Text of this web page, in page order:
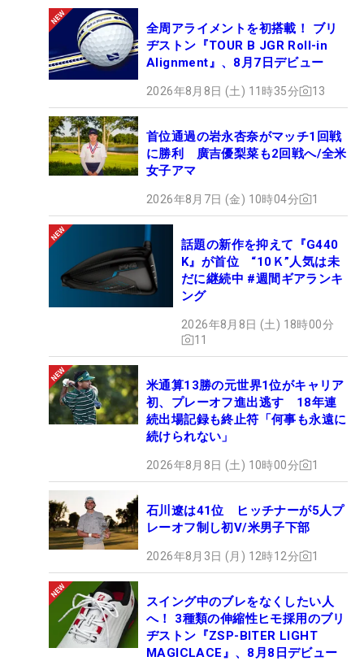
全周アライメントを初搭載！ ブリ
ヂストン『TOUR B JGR Roll-in
Alignment』、8月7日デビュー
2026年8月8日 (土) 11時35分 13
首位通過の岩永杏奈がマッチ1回戦
に勝利 廣吉優梨菜も2回戦へ/全米
女子アマ
2026年8月7日 (金) 10時04分 1
話題の新作を抑えて『G440
K』が首位 “10Ｋ”人気は未
だに継続中 #週間ギアランキ
ング
2026年8月8日 (土) 18時00分
11
米通算13勝の元世界1位がキャリア
初、プレーオフ進出逃す 18年連
続出場記録も終止符「何事も永遠に
続けられない」
2026年8月8日 (土) 10時00分 1
石川遼は41位 ヒッチナーが5人プ
レーオフ制し初V/米男子下部
2026年8月3日 (月) 12時12分 1
スイング中のブレをなくしたい人
へ！ 3種類の伸縮性ヒモ採用のブリ
ヂストン『ZSP-BITER LIGHT
MAGICLACE』、8月8日デビュー